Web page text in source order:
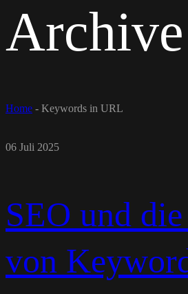
Archive
Home - Keywords in URL
06 Juli 2025
SEO und
von